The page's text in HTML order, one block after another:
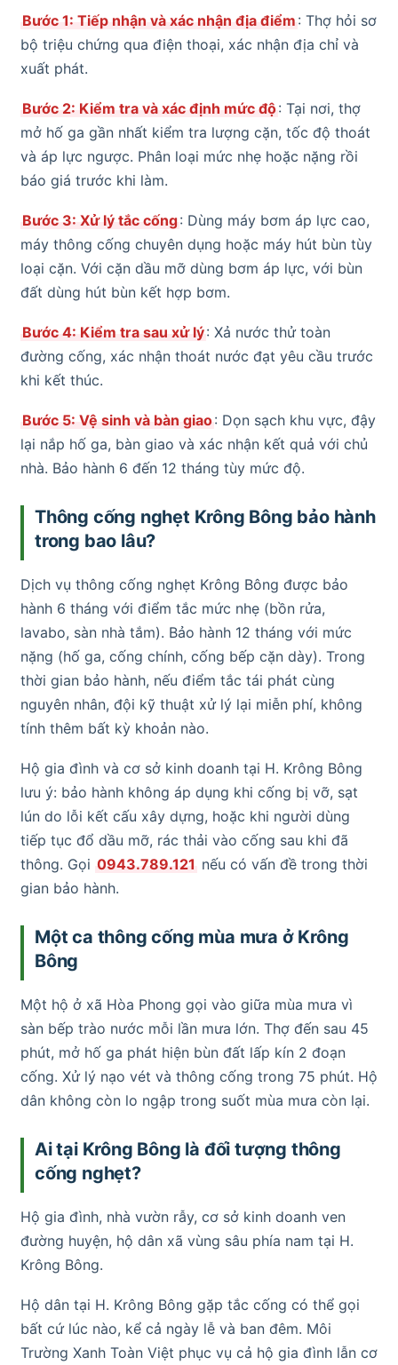
Bước 1: Tiếp nhận và xác nhận địa điểm : Thợ hỏi sơ
bộ triệu chứng qua điện thoại, xác nhận địa chỉ và
xuất phát.
Bước 2: Kiểm tra và xác định mức độ: Tại nơi, thợ
mở hố ga gần nhất kiểm tra lượng cặn, tốc độ thoát
và áp lực ngược. Phân loại mức nhẹ hoặc nặng rồi
báo giá trước khi làm.
Bước 3: Xử lý tắc cống: Dùng máy bơm áp lực cao,
máy thông cống chuyên dụng hoặc máy hút bùn tùy
loại cặn. Với cặn dầu mỡ dùng bơm áp lực, với bùn
đất dùng hút bùn kết hợp bơm.
Bước 4: Kiểm tra sau xử lý: Xả nước thử toàn
đường cống, xác nhận thoát nước đạt yêu cầu trước
khi kết thúc.
Bước 5: Vệ sinh và bàn giao: Dọn sạch khu vực, đậy
lại nắp hố ga, bàn giao và xác nhận kết quả với chủ
nhà. Bảo hành 6 đến 12 tháng tùy mức độ.
Thông cống nghẹt Krông Bông bảo hành
trong bao lâu?
Dịch vụ thông cống nghẹt Krông Bông được bảo
hành 6 tháng với điểm tắc mức nhẹ (bồn rửa,
lavabo, sàn nhà tắm). Bảo hành 12 tháng với mức
nặng (hố ga, cống chính, cống bếp cặn dày). Trong
thời gian bảo hành, nếu điểm tắc tái phát cùng
nguyên nhân, đội kỹ thuật xử lý lại miễn phí, không
tính thêm bất kỳ khoản nào.
Hộ gia đình và cơ sở kinh doanh tại H. Krông Bông
lưu ý: bảo hành không áp dụng khi cống bị vỡ, sạt
lún do lỗi kết cấu xây dựng, hoặc khi người dùng
tiếp tục đổ dầu mỡ, rác thải vào cống sau khi đã
thông. Gọi 0943.789.121 nếu có vấn đề trong thời
gian bảo hành.
Một ca thông cống mùa mưa ở Krông
Bông
Một hộ ở xã Hòa Phong gọi vào giữa mùa mưa vì
sàn bếp trào nước mỗi lần mưa lớn. Thợ đến sau 45
phút, mở hố ga phát hiện bùn đất lấp kín 2 đoạn
cống. Xử lý nạo vét và thông cống trong 75 phút. Hộ
dân không còn lo ngập trong suốt mùa mưa còn lại.
Ai tại Krông Bông là đối tượng thông
cống nghẹt?
Hộ gia đình, nhà vườn rẫy, cơ sở kinh doanh ven
đường huyện, hộ dân xã vùng sâu phía nam tại H.
Krông Bông.
Hộ dân tại H. Krông Bông gặp tắc cống có thể gọi
bất cứ lúc nào, kể cả ngày lễ và ban đêm. Môi
Trường Xanh Toàn Việt phục vụ cả hộ gia đình lẫn cơ